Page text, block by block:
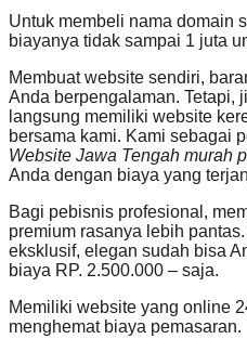
Untuk membeli nama domain
biayanya tidak sampai 1 juta
Membuat website sendiri,
Anda berpengalaman. Tetapi,
langsung memiliki website
bersama kami. Kami sebagai
Website Jawa Tengah murah
Anda dengan biaya yang
Bagi pebisnis profesional,
premium rasanya lebih
eksklusif, elegan sudah bisa
biaya RP. 2.500.000 – saja.
Memiliki website yang online
menghemat biaya pemasaran.